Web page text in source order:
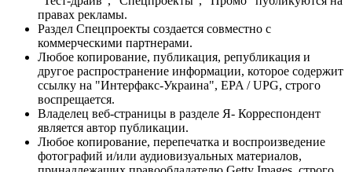
правах рекламы.
Раздел Спецпроекты создается совместно с
коммерческими партнерами.
Любое копирование, публикация, републикация и
другое распространение информации, которое содержит
ссылку на "Интерфакс-Украина", EPA / UPG, строго
воспрещается.
Владелец веб-страницы в разделе Я- Корреспондент
является автор публикации.
Любое копирование, перепечатка и воспроизведение
фотографий и/или аудиовизуальных материалов,